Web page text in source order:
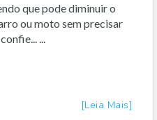
que pode diminuir o
ou moto sem precisar
...
[Leia Mais]